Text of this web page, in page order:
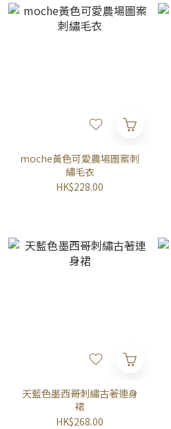
moche黃色可愛農場圖案刺
繡毛衣
HK$228.00
天藍色墨西哥刺繡古著連身
裙
HK$268.00